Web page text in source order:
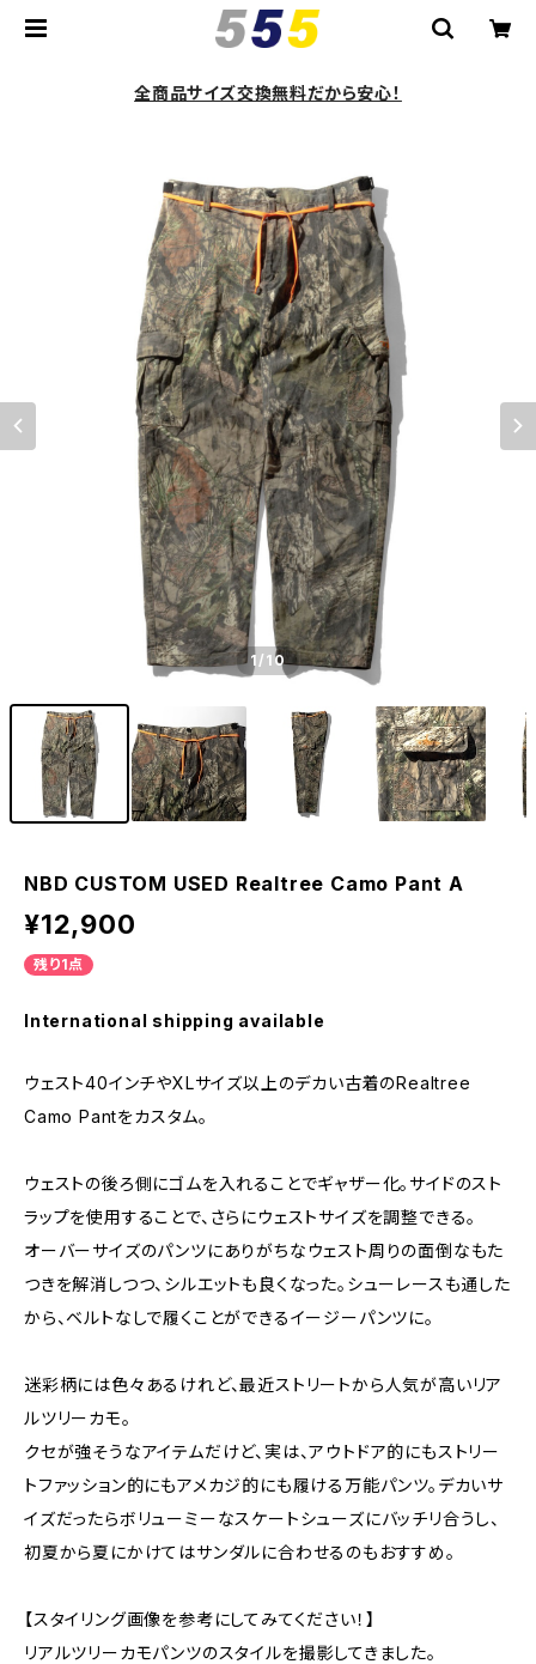
全商品サイズ交換無料だから安心！
1 /10
NBD CUSTOM USED Realtree Camo Pant A
¥12,900
残り1点
International shipping available
ウェスト40インチやXLサイズ以上のデカい古着のRealtree
Camo Pantをカスタム。
ウェストの後ろ側にゴムを入れることでギャザー化。サイドのスト
ラップを使用することで、さらにウェストサイズを調整できる。
オーバーサイズのパンツにありがちなウェスト周りの面倒なもた
つきを解消しつつ、シルエットも良くなった。シューレースも通した
から、ベルトなしで履くことができるイージーパンツに。
迷彩柄には色々あるけれど、最近ストリートから人気が高いリア
ルツリーカモ。
クセが強そうなアイテムだけど、実は、アウトドア的にもストリー
トファッション的にもアメカジ的にも履ける万能パンツ。デカいサ
イズだったらボリューミーなスケートシューズにバッチリ合うし、
初夏から夏にかけてはサンダルに合わせるのもおすすめ。
【スタイリング画像を参考にしてみてください！】
リアルツリーカモパンツのスタイルを撮影してきました。